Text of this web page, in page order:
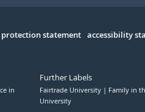
statement accessibility
in
Further Labels
Fairtrade University
Family in
University